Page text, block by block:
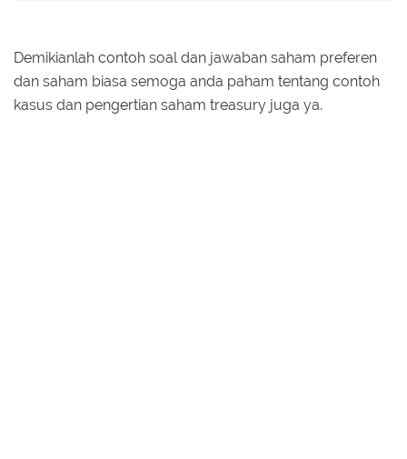
Demikianlah contoh soal dan jawaban saham preferen
dan saham biasa semoga anda paham tentang contoh
kasus dan pengertian saham treasury juga ya.